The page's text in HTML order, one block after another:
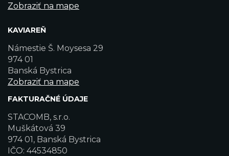
Zobraziť na mape
KAVIAREŇ
Námestie Š. Moysesa 29
974 01
Banská Bystrica
Zobraziť na mape
FAKTURAČNÉ ÚDAJE
STACOMB, s.r.o.
Muškátová 39
974 01, Banská Bystrica
IČO: 44534850